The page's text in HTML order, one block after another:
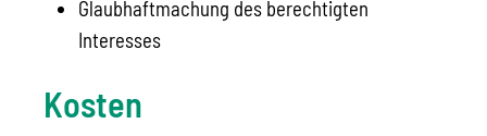
Glaubhaftmachung des berechtigten
Interesses
Kosten